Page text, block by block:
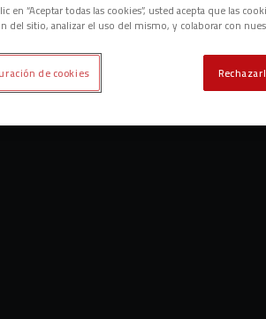
en “Aceptar todas las cookies”, usted acepta que las
del sitio, analizar el uso del mismo, y colaborar con
de cookies